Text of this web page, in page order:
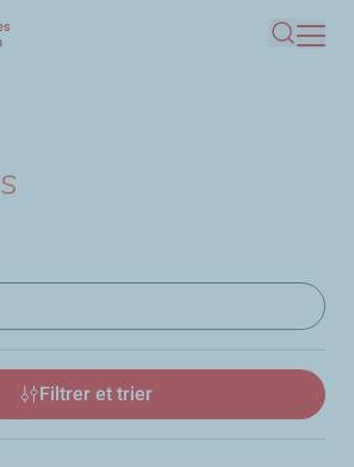
Filtrer et trier